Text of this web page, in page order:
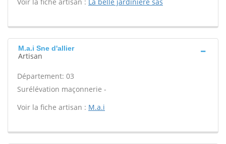
M.a.i Sne d'allier
Artisan
Département: 03
Surélévation maçonnerie -
Voir la fiche artisan : M.a.i